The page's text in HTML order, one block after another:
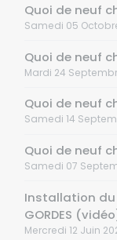
Quoi de neuf
Samedi 05
Quoi de neuf
Mardi 24
Quoi de neuf
Samedi 14
Quoi de neuf
Samedi 07
Installation du
GORDES
Mercredi 12 Juin